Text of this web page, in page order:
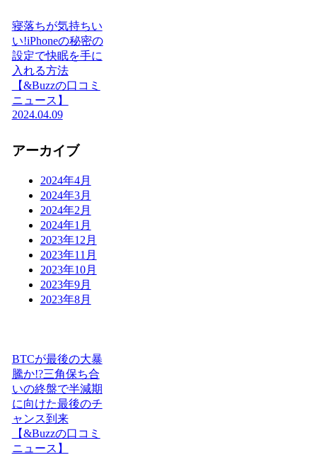
寝落ちが気持ちい
い!iPhoneの秘密の
設定で快眠を手に
入れる方法
【&Buzzの口コミ
ニュース】
2024.04.09
アーカイブ
2024年4月
2024年3月
2024年2月
2024年1月
2023年12月
2023年11月
2023年10月
2023年9月
2023年8月
BTCが最後の大暴
騰か!?三角保ち合
いの終盤で半減期
に向けた最後のチ
ャンス到来
【&Buzzの口コミ
ニュース】